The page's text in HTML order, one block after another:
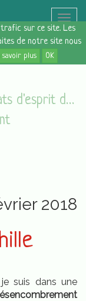
sur ce site. Les
de notre site nous
savoir plus OK
Toggle
Les états d'esprit du vendredi [16/02/18]
2018
suis dans une